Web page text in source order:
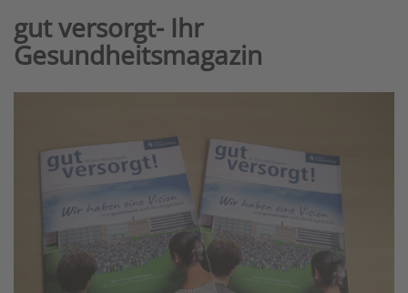
gut versorgt- Ihr
Gesundheitsmagazin